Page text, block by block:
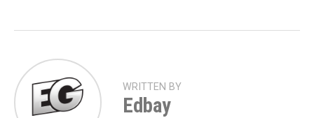
WRITTEN BY
Edbay